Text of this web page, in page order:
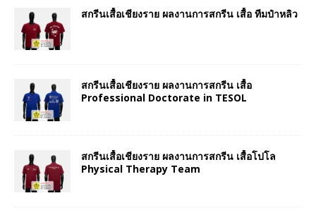
สกรีนเสื้อเชียงราย ผลงานการสกรีน เสื้อ ทีมป๋าหลิว
สกรีนเสื้อเชียงราย ผลงานการสกรีน เสื้อ
Professional Doctorate in TESOL
สกรีนเสื้อเชียงราย ผลงานการสกรีน เสื้อโปโล
Physical Therapy Team